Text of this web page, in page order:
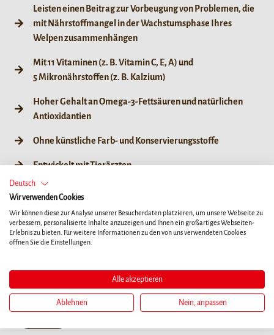
Leisten einen Beitrag zur Vorbeugung von Problemen, die
mit Nährstoffmangel in der Wachstumsphase Ihres
Welpen zusammenhängen
Mit 11 Vitaminen (z. B. Vitamin C, E, A) und
5 Mikronährstoffen (z. B. Kalzium)
Hoher Gehalt an Omega-3-Fettsäuren und natürlichen
Antioxidantien
Ohne künstliche Farb- und Konservierungsstoffe
Entwickelt mit Tierärzten
Hergestellt in Deutschland
WELPEN
AUSGEWACHSENE
100 tbl
Deutsch
Wir verwenden Cookies
Wir können diese zur Analyse unserer Besucherdaten platzieren, um unsere Webseite zu
verbessern, personalisierte Inhalte anzuzeigen und Ihnen ein großartiges Webseiten-
Erlebnis zu bieten. Für weitere Informationen zu den von uns verwendeten Cookies
öffnen Sie die Einstellungen.
Alle akzeptieren
Ablehnen Nein, anpassen